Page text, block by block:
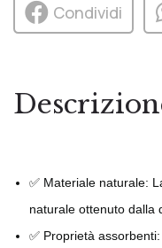
Condividi
✅ Materiale naturale:
naturale ottenuto dalla
✅ Proprietà